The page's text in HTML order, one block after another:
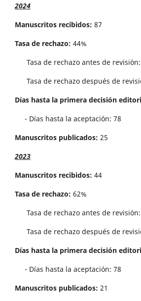
2024
Manuscritos recibidos: 87
Tasa de rechazo: 44%
Tasa de rechazo antes de revisi´on:
Tasa de rechazo después de
Días hasta la primera decisión
- Días hasta la aceptación: 78
Manuscritos publicados: 25
2023
Manuscritos recibidos: 44
Tasa de rechazo: 62%
Tasa de rechazo antes de revisi´on:
Tasa de rechazo después de
Días hasta la primera decisión
- Días hasta la aceptación: 78
Manuscritos publicados: 21